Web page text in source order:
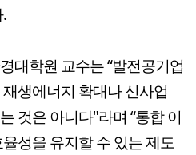
대학원 교수는 “발전공기업
생에너지 확대나 신사업
것은 아니다"라며 “통합 이
성을 유지할 수 있는 제도